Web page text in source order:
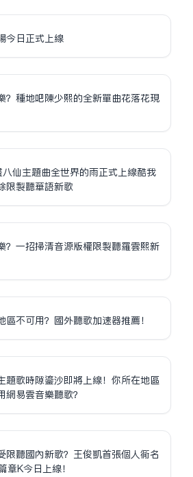
今日正式上線
？種地吧陳少熙的全新單曲花落花現
仙主題曲全世界的雨正式上線酷我
限制聽華語新歌
？一招掃清音源版權限制聽羅雲熙新
區不可用？國外聽歌加速器推薦！
題歌時隙鎏沙即將上線！你所在地區
易雲音樂聽歌？
限聽國內新歌？王俊凱首張個人同名
章K今日上線！